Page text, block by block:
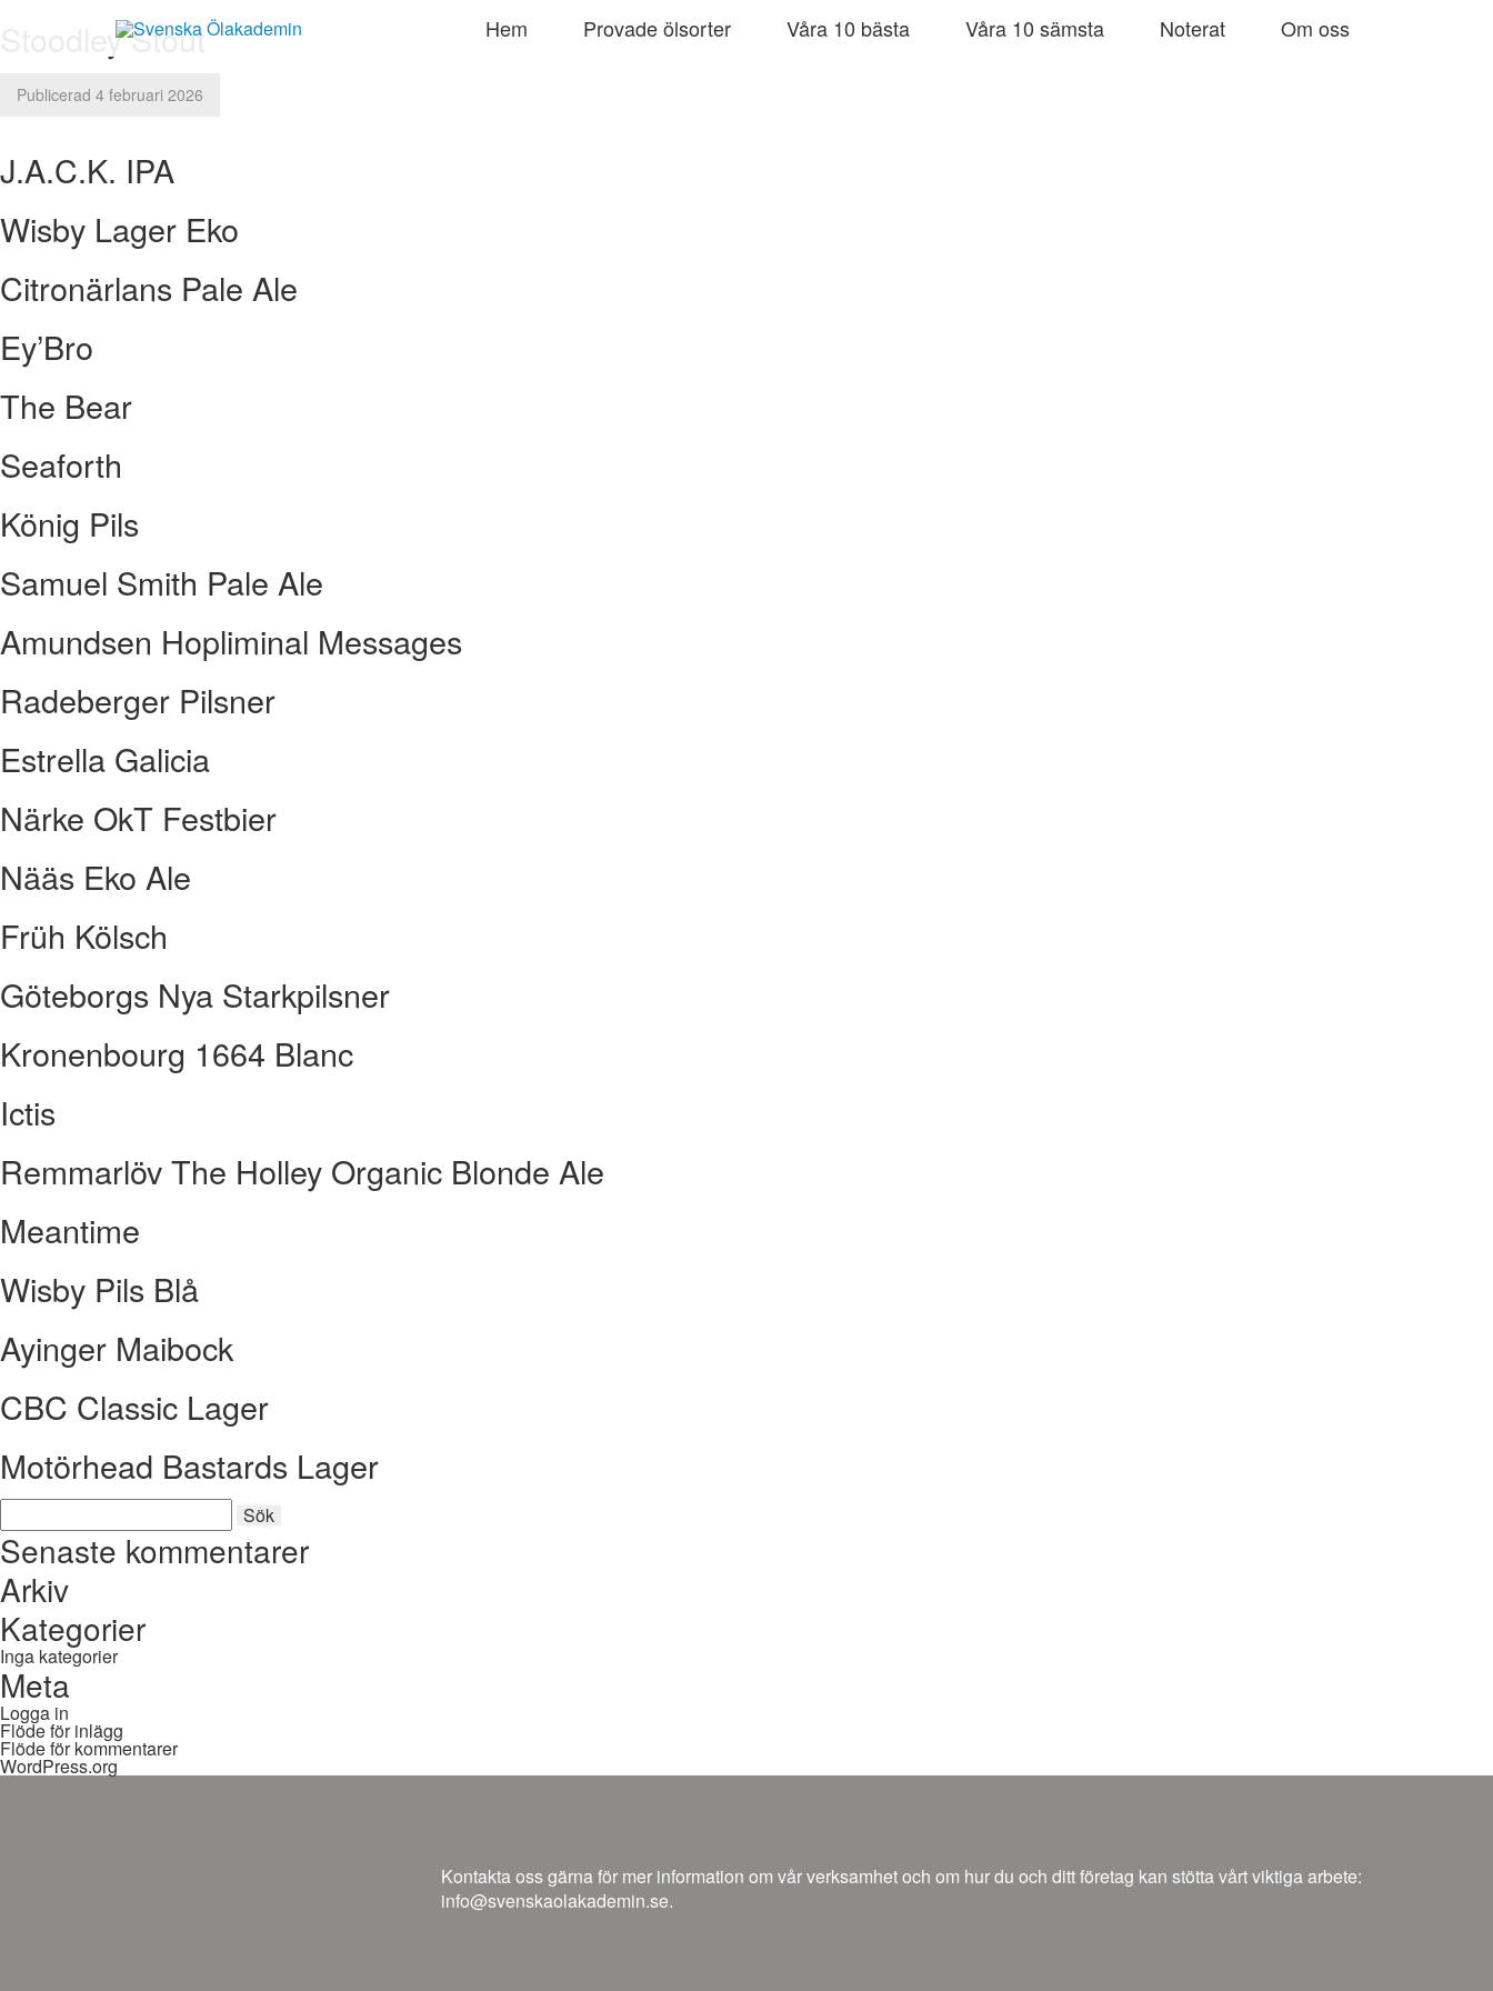
vidare
Hem Provade ölsorter Våra 10 bästa Våra 10 sämsta Noterat Om oss
Stoodley Stout
Publicerad 4 februari 2026
J.A.C.K. IPA
Wisby Lager Eko
Citronärlans Pale Ale
Ey’Bro
The Bear
Seaforth
König Pils
Samuel Smith Pale Ale
Amundsen Hopliminal Messages
Radeberger Pilsner
Estrella Galicia
Närke OkT Festbier
Nääs Eko Ale
Früh Kölsch
Göteborgs Nya Starkpilsner
Kronenbourg 1664 Blanc
Ictis
Remmarlöv The Holley Organic Blonde Ale
Meantime
Wisby Pils Blå
Ayinger Maibock
CBC Classic Lager
Motörhead Bastards Lager
Sök
efter: Sök
Senaste kommentarer
Arkiv
Kategorier
Inga kategorier
Meta
Logga in
Flöde för inlägg
Flöde för kommentarer
WordPress.org
Kontakta oss gärna för mer information om vår verksamhet och om hur du och ditt företag kan stötta vårt viktiga arbete:
info@svenskaolakademin.se.